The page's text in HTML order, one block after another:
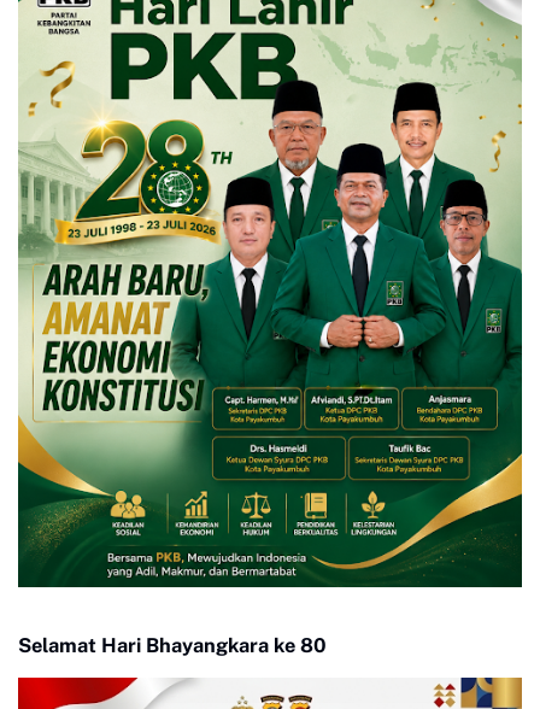
Selamat Hari Bhayangkara ke 80